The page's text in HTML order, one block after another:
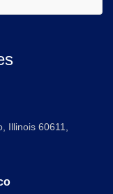
Illinois 60611,